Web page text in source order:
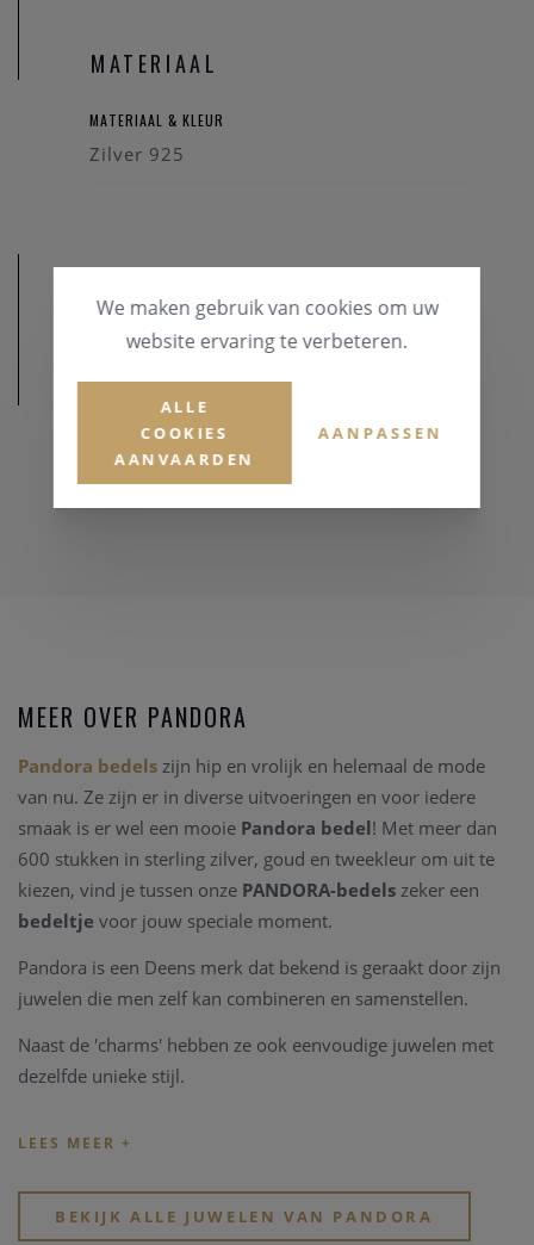
MATERIAAL
MATERIAAL & KLEUR
Zilver 925
AFMETINGEN
MEER OVER PANDORA
Pandora bedels zijn hip en vrolijk en helemaal de mode
van nu. Ze zijn er in diverse uitvoeringen en voor iedere
smaak is er wel een mooie Pandora bedel! Met meer dan
600 stukken in sterling zilver, goud en tweekleur om uit te
kiezen, vind je tussen onze PANDORA-bedels zeker een
bedeltje voor jouw speciale moment.
Pandora is een Deens merk dat bekend is geraakt door zijn
juwelen die men zelf kan combineren en samenstellen.
Naast de 'charms' hebben ze ook eenvoudige juwelen met
dezelfde unieke stijl.
collectie zonder rekening te houden met de bestaande
BEKIJK ALLE JUWELEN VAN PANDORA
We maken gebruik van cookies om uw
website ervaring te verbeteren.
ALLE
COOKIES
AANVAARDEN
AANPASSEN